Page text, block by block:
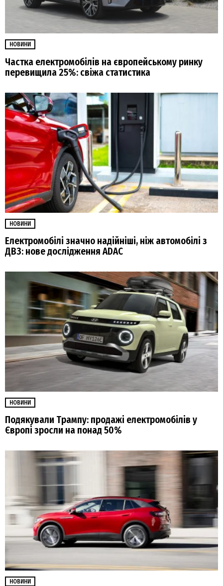
НОВИНИ
Частка електромобілів на європейському ринку
перевищила 25%: свіжа статистика
НОВИНИ
Електромобілі значно надійніші, ніж автомобілі з
ДВЗ: нове дослідження ADAC
НОВИНИ
Подякували Трампу: продажі електромобілів у
Європі зросли на понад 50%
НОВИНИ